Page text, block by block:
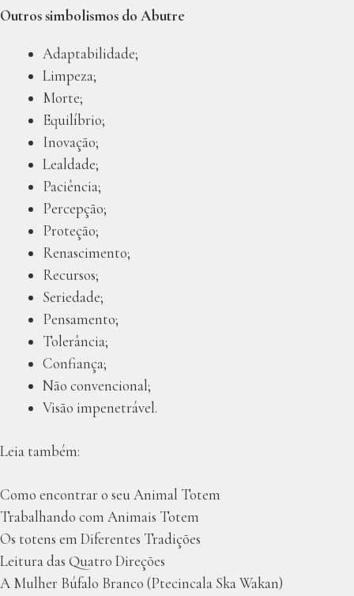
Outros simbolismos do Abutre
Adaptabilidade;
Limpeza;
Morte;
Equilíbrio;
Inovação;
Lealdade;
Paciência;
Percepção;
Proteção;
Renascimento;
Recursos;
Seriedade;
Pensamento;
Tolerância;
Confiança;
Não convencional;
Visão impenetrável.
Leia também:
Como encontrar o seu Animal Totem
Trabalhando com Animais Totem
Os totens em Diferentes Tradições
Leitura das Quatro Direções
A Mulher Búfalo Branco (Ptecincala Ska Wakan)